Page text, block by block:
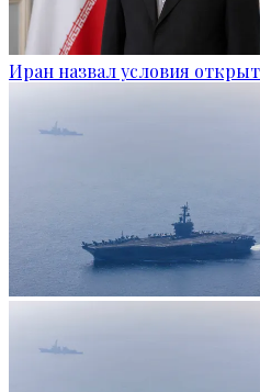
Иран назвал условия